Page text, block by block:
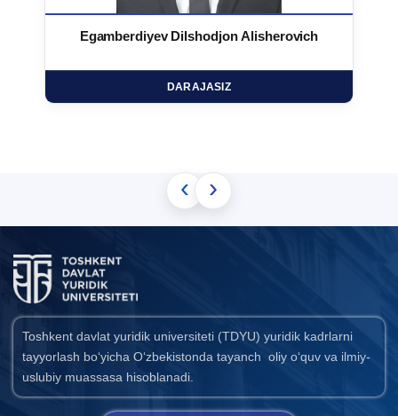
Egamberdiyev Dilshodjon Alisherovich
DARAJASIZ
‹ ›
Toshkent davlat yuridik universiteti (TDYU) yuridik kadrlarni
tayyorlash bo‘yicha O‘zbekistonda tayanch oliy o‘quv va ilmiy-
uslubiy muassasa hisoblanadi.